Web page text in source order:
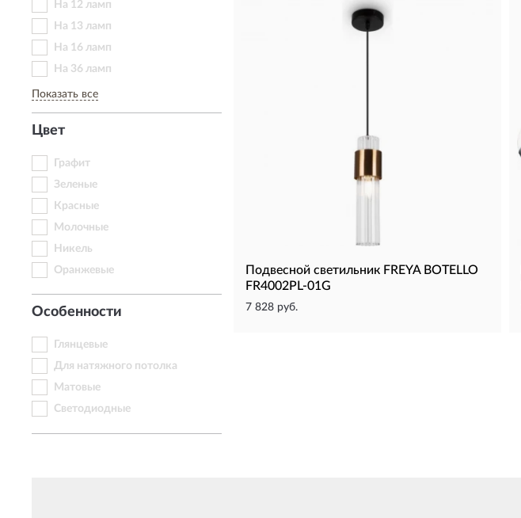
На 12 ламп
На 13 ламп
На 16 ламп
На 36 ламп
Показать все
Цвет
Графит
Зеленые
Красные
Молочные
Никель
Оранжевые
Особенности
Глянцевые
Для натяжного потолка
Матовые
Светодиодные
Подвесной светильник FREYA BOTELLO
FR4002PL-01G
7 828 руб.